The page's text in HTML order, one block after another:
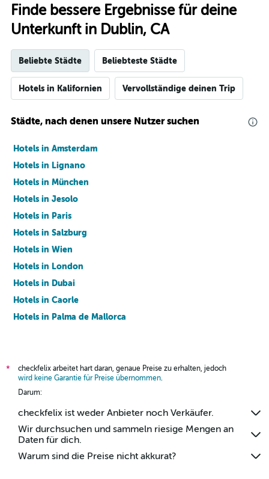
Finde bessere Ergebnisse für deine
Unterkunft in Dublin, CA
Beliebte Städte Beliebteste Städte
Hotels in Kalifornien Vervollständige deinen Trip
Städte, nach denen unsere Nutzer suchen
Hotels in Amsterdam
Hotels in Lignano
Hotels in München
Hotels in Jesolo
Hotels in Paris
Hotels in Salzburg
Hotels in Wien
Hotels in London
Hotels in Dubai
Hotels in Caorle
Hotels in Palma de Mallorca
*
checkfelix arbeitet hart daran, genaue Preise zu erhalten, jedoch
wird keine Garantie für Preise übernommen.
Darum:
checkfelix ist weder Anbieter noch Verkäufer.
Wir durchsuchen und sammeln riesige Mengen an
Daten für dich.
Warum sind die Preise nicht akkurat?